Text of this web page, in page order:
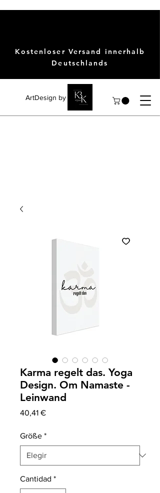
ArtDesign by KBK
Kostenloser Versand innerhalb
Deutschlands
Karma regelt das. Yoga
Design. Om Namaste -
Leinwand
40,41 €Precio
Größe *
Cantidad *